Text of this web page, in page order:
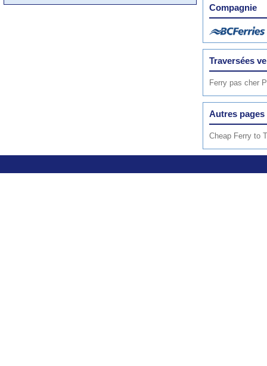
Compagnie
Traversées
Ferry pas cher
Autres pages
Cheap Ferry to